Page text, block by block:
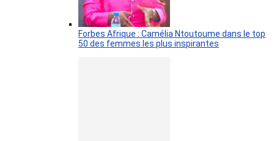
Forbes Afrique : Camélia Ntoutoume dans le top
50 des femmes les plus inspirantes